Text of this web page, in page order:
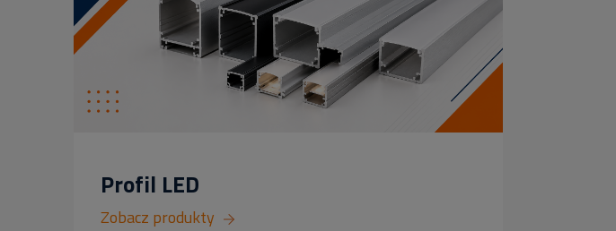
Profil LED
Zobacz produkty